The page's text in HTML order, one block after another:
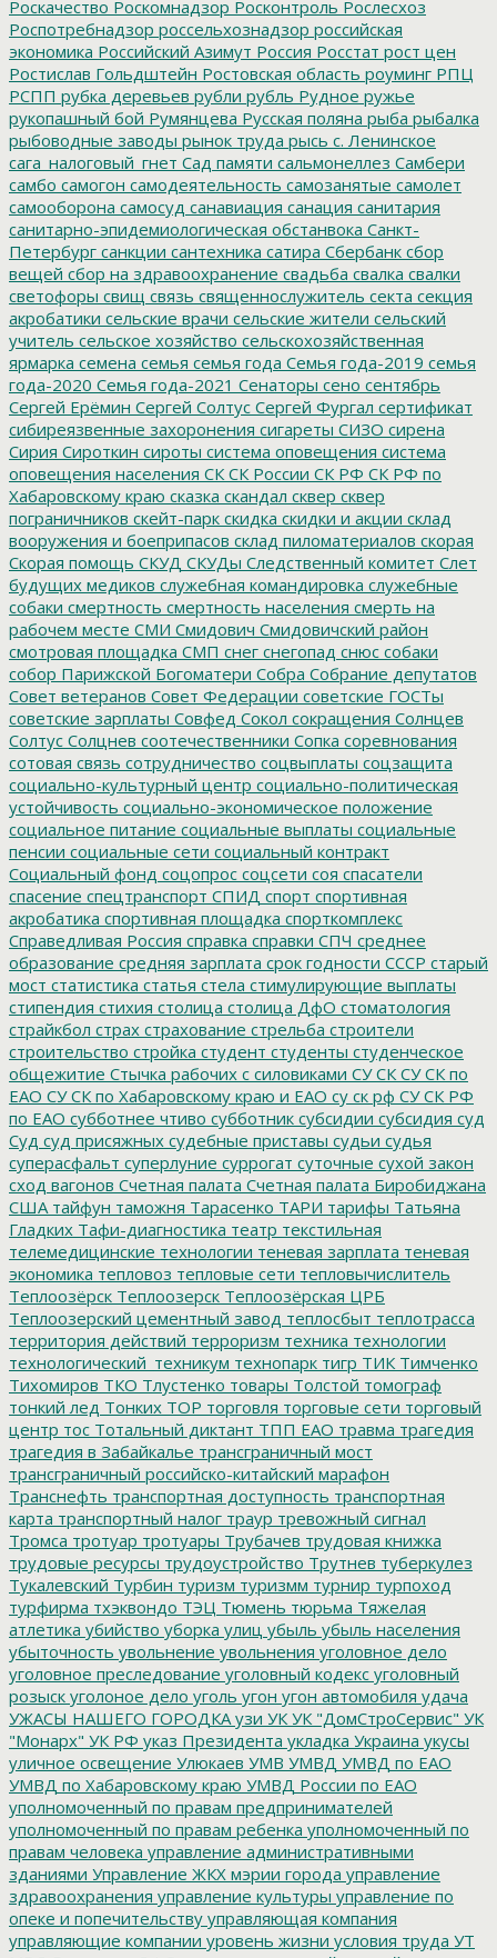
Роскачество Роскомнадзор Росконтроль Рослесхоз
Роспотребнадзор россельхознадзор российская
экономика Российский Азимут Россия Росстат рост цен
Ростислав Гольдштейн Ростовская область роуминг РПЦ
РСПП рубка деревьев рубли рубль Рудное ружье
рукопашный бой Румянцева Русская поляна рыба рыбалка
рыбоводные заводы рынок труда рысь с. Ленинское
сага_налоговый_гнет Сад памяти сальмонеллез Самбери
самбо самогон самодеятельность самозанятые самолет
самооборона самосуд санавиация санация санитария
санитарно-эпидемиологическая обстанвока Санкт-
Петербург санкции сантехника сатира Сбербанк сбор
вещей сбор на здравоохранение свадьба свалка свалки
светофоры свищ связь священнослужитель секта секция
акробатики сельские врачи сельские жители сельский
учитель сельское хозяйство сельскохозяйственная
ярмарка семена семья семья года Семья года-2019 семья
года-2020 Семья года-2021 Сенаторы сено сентябрь
Сергей Ерёмин Сергей Солтус Сергей Фургал сертификат
сибиреязвенные захоронения сигареты СИЗО сирена
Сирия Сироткин сироты система оповещения система
оповещения населения СК СК России СК РФ СК РФ по
Хабаровскому краю сказка скандал сквер сквер
пограничников скейт-парк скидка скидки и акции склад
вооружения и боеприпасов склад пиломатериалов скорая
Скорая помощь СКУД СКУДы Следственный комитет Слет
будущих медиков служебная командировка служебные
собаки смертность смертность населения смерть на
рабочем месте СМИ Смидович Смидовичский район
смотровая площадка СМП снег снегопад снюс собаки
собор Парижской Богоматери Собра Собрание депутатов
Совет ветеранов Совет Федерации советские ГОСТы
советские зарплаты Совфед Сокол сокращения Солнцев
Солтус Солцнев соотечественники Сопка соревнования
сотовая связь сотрудничество соцвыплаты соцзащита
социально-культурный центр социально-политическая
устойчивость социально-экономическое положение
социальное питание социальные выплаты социальные
пенсии социальные сети социальный контракт
Социальный фонд соцопрос соцсети соя спасатели
спасение спецтранспорт СПИД спорт спортивная
акробатика спортивная площадка спорткомплекс
Справедливая Россия справка справки СПЧ среднее
образование средняя зарплата срок годности СССР старый
мост статистика статья стела стимулирующие выплаты
стипендия стихия столица столица ДфО стоматология
страйкбол страх страхование стрельба строители
строительство стройка студент студенты студенческое
общежитие Стычка рабочих с силовиками СУ СК СУ СК по
ЕАО СУ СК по Хабаровскому краю и ЕАО су ск рф СУ СК РФ
по ЕАО субботнее чтиво субботник субсидии субсидия суд
Суд суд присяжных судебные приставы судьи судья
суперасфальт суперлуние суррогат суточные сухой закон
сход вагонов Счетная палата Счетная палата Биробиджана
США тайфун таможня Тарасенко ТАРИ тарифы Татьяна
Гладких Тафи-диагностика театр текстильная
телемедицинские технологии теневая зарплата теневая
экономика тепловоз тепловые сети тепловычислитель
Теплоозёрск Теплоозерск Теплоозёрская ЦРБ
Теплоозерский цементный завод теплосбыт теплотрасса
территория действий терроризм техника технологии
технологический_техникум технопарк тигр ТИК Тимченко
Тихомиров ТКО Тлустенко товары Толстой томограф
тонкий лед Тонких ТОР торговля торговые сети торговый
центр тос Тотальный диктант ТПП ЕАО травма трагедия
трагедия в Забайкалье трансграничный мост
трансграничный российско-китайский марафон
Транснефть транспортная доступность транспортная
карта транспортный налог траур тревожный сигнал
Тромса тротуар тротуары Трубачев трудовая книжка
трудовые ресурсы трудоустройство Трутнев туберкулез
Тукалевский Турбин туризм туризмм турнир турпоход
турфирма тхэквондо ТЭЦ Тюмень тюрьма Тяжелая
атлетика убийство уборка улиц убыль убыль населения
убыточность увольнение увольнения уголовное дело
уголовное преследование уголовный кодекс уголовный
розыск уголоное дело уголь угон угон автомобиля удача
УЖАСЫ НАШЕГО ГОРОДКА узи УК УК "ДомСтроСервис" УК
"Монарх" УК РФ указ Президента укладка Украина укусы
уличное освещение Улюкаев УМВ УМВД УМВД по ЕАО
УМВД по Хабаровскому краю УМВД России по ЕАО
уполномоченный по правам предпринимателей
уполномоченный по правам ребенка уполномоченный по
правам человека управление административными
зданиями Управление ЖКХ мэрии города управление
здравоохранения управление культуры управление по
опеке и попечительству управляющая компания
управляющие компании уровень жизни условия труда УТ